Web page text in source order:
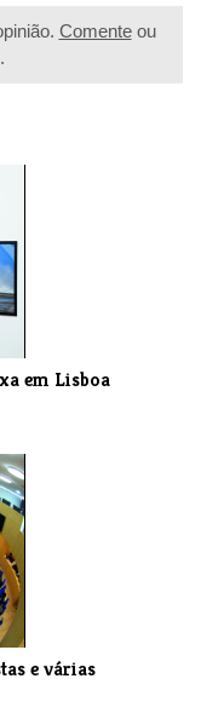
Comenteou
em Lisboa
e várias